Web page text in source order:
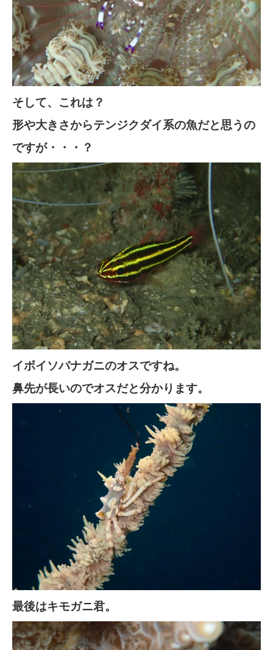
そして、これは？
形や大きさからテンジクダイ系の魚だと思うの
ですが・・・？
イボイソバナガニのオスですね。
鼻先が長いのでオスだと分かります。
最後はキモガニ君。